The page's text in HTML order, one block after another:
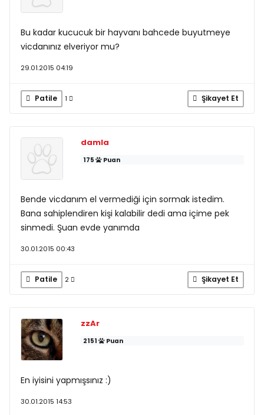
Bu kadar kucucuk bir hayvanı bahcede buyutmeye
vicdanınız elveriyor mu?
29.01.2015 04:19
Patile 1 Şikayet Et
damla
175 Puan
Bende vicdanım el vermediği için sormak istedim.
Bana sahiplendiren kişi kalabilir dedi ama içime pek
sinmedi. Şuan evde yanımda
30.01.2015 00:43
Patile 2 Şikayet Et
zzAr
2151 Puan
En iyisini yapmışsınız :)
30.01.2015 14:53